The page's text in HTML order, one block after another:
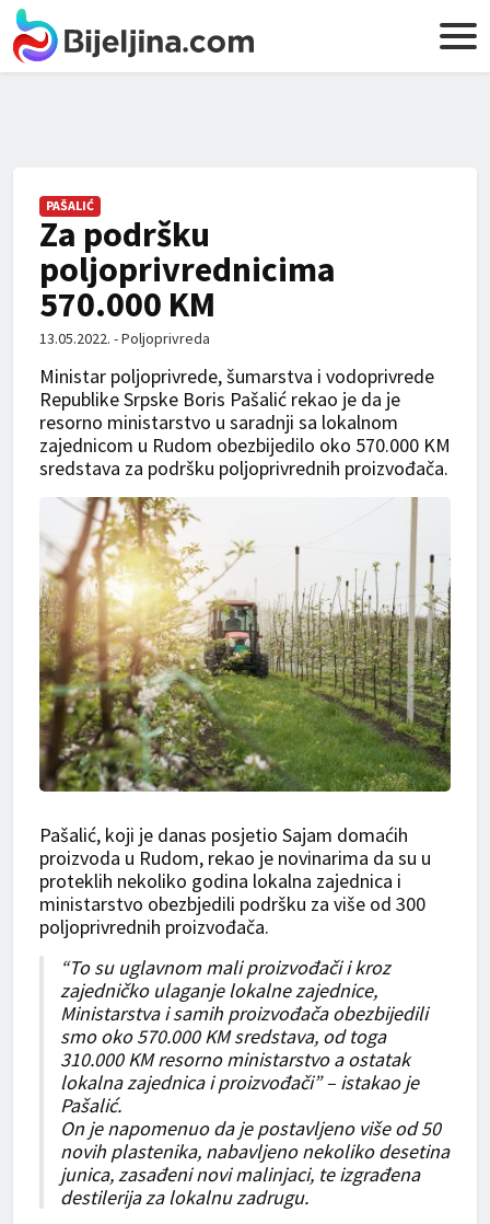
PAŠALIĆ
Za podršku
poljoprivrednicima
570.000 KM
13.05.2022. - Poljoprivreda
Ministar poljoprivrede, šumarstva i vodoprivrede
Republike Srpske Boris Pašalić rekao je da je
resorno ministarstvo u saradnji sa lokalnom
zajednicom u Rudom obezbijedilo oko 570.000 KM
sredstava za podršku poljoprivrednih proizvođača.
Pašalić, koji je danas posjetio Sajam domaćih
proizvoda u Rudom, rekao je novinarima da su u
proteklih nekoliko godina lokalna zajednica i
ministarstvo obezbjedili podršku za više od 300
poljoprivrednih proizvođača.
“To su uglavnom mali proizvođači i kroz
zajedničko ulaganje lokalne zajednice,
Ministarstva i samih proizvođača obezbijedili
smo oko 570.000 KM sredstava, od toga
310.000 KM resorno ministarstvo a ostatak
lokalna zajednica i proizvođači” – istakao je
Pašalić.
On je napomenuo da je postavljeno više od 50
novih plastenika, nabavljeno nekoliko desetina
junica, zasađeni novi malinjaci, te izgrađena
destilerija za lokalnu zadrugu.